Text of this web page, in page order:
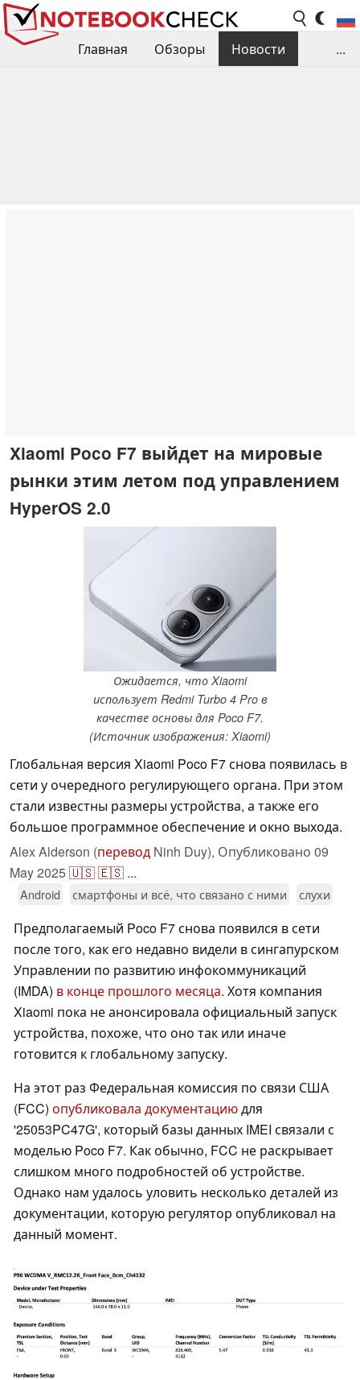
Главная Обзоры
Новости
...
Xiaomi Poco F7 выйдет на мировые
рынки этим летом под управлением
HyperOS 2.0
Ожидается, что Xiaomi
использует Redmi Turbo 4 Pro в
качестве основы для Poco F7.
(Источник изображения: Xiaomi)
Глобальная версия Xiaomi Poco F7 снова появилась в
сети у очередного регулирующего органа. При этом
стали известны размеры устройства, а также его
большое программное обеспечение и окно выхода.
Alex Alderson (перевод Ninh Duy), Опубликовано 09
May 2025🇺🇸🇪🇸 ...
Android смартфоны и всё, что связано с ними слухи
Предполагаемый Poco F7 снова появился в сети
после того, как его недавно видели в сингапурском
Управлении по развитию инфокоммуникаций
(IMDA) в конце прошлого месяца. Хотя компания
Xiaomi пока не анонсировала официальный запуск
устройства, похоже, что оно так или иначе
готовится к глобальному запуску.
На этот раз Федеральная комиссия по связи США
(FCC) опубликовала документациюдля
'25053PC47G', который базы данных IMEI связали с
моделью Poco F7. Как обычно, FCC не раскрывает
слишком много подробностей об устройстве.
Однако нам удалось уловить несколько деталей из
документации, которую регулятор опубликовал на
данный момент.